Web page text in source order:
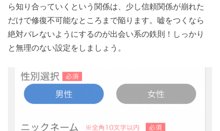
ら知り合っていくという関係は、少し信頼関係が崩れた
だけで修復不可能なところまで陥ります。嘘をつくなら
絶対バレないようにするのが出会い系の鉄則！しっかり
と無理のない設定をしましょう。